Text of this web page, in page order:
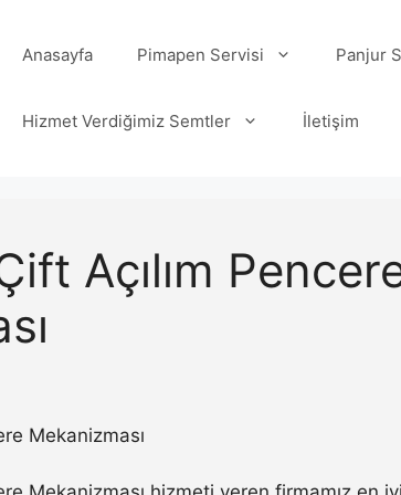
Anasayfa Pimapen Servisi Panjur
Hizmet Verdiğimiz Semtler İletişim
Açılım
Mekanizması